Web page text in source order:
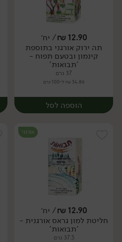
יח׳
12.90
₪/ יח׳
תה ירוק אורגני בתוספת
קינמון ובטעם תפוח -
'תבואות'
37 גרם
34.86 ₪ ל-100 גרם
הוספה לסל
יח׳
אורגני
12.90
₪/ יח׳
חליטת למון גראס אורגנית -
'תבואות'
37.5 גרם